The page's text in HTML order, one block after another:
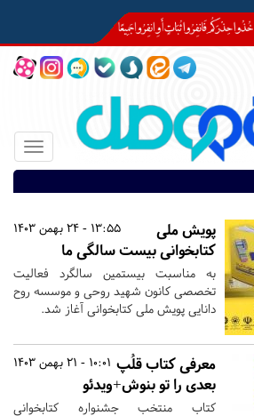
Toggle
13:55 - 24 بهمن 1403
پویش ملی
کتابخوانی بیست سالگی ما
به مناسبت بیستمین سالگرد فعالیت
تخصصی کانون شهید روحی و موسسه روح
دانایی پویش ملی کتابخوانی آغاز شد.
10:01 - 21 بهمن 1403 معرفی کتاب قلُپ
بعدی را تو بنوش+ویدئو
کتاب منتخب جشنواره کتابخوانی